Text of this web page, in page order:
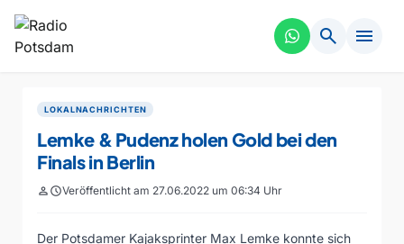
search menu
LOKALNACHRICHTEN
Lemke & Pudenz holen Gold bei den
Finals in Berlin
personscheduleVeröffentlicht am 27.06.2022 um 06:34 Uhr
Der Potsdamer Kajaksprinter Max Lemke konnte sich